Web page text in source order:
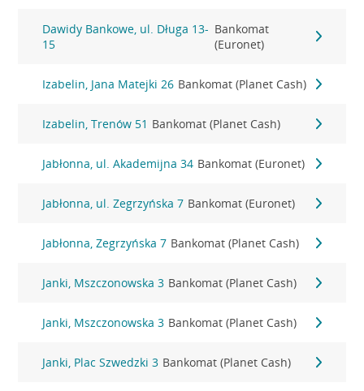
Dawidy Bankowe, ul. Długa 13-
15
Bankomat
(Euronet)
Izabelin, Jana Matejki 26 Bankomat (Planet Cash)
Izabelin, Trenów 51 Bankomat (Planet Cash)
Jabłonna, ul. Akademijna 34 Bankomat (Euronet)
Jabłonna, ul. Zegrzyńska 7 Bankomat (Euronet)
Jabłonna, Zegrzyńska 7 Bankomat (Planet Cash)
Janki, Mszczonowska 3 Bankomat (Planet Cash)
Janki, Mszczonowska 3 Bankomat (Planet Cash)
Janki, Plac Szwedzki 3 Bankomat (Planet Cash)